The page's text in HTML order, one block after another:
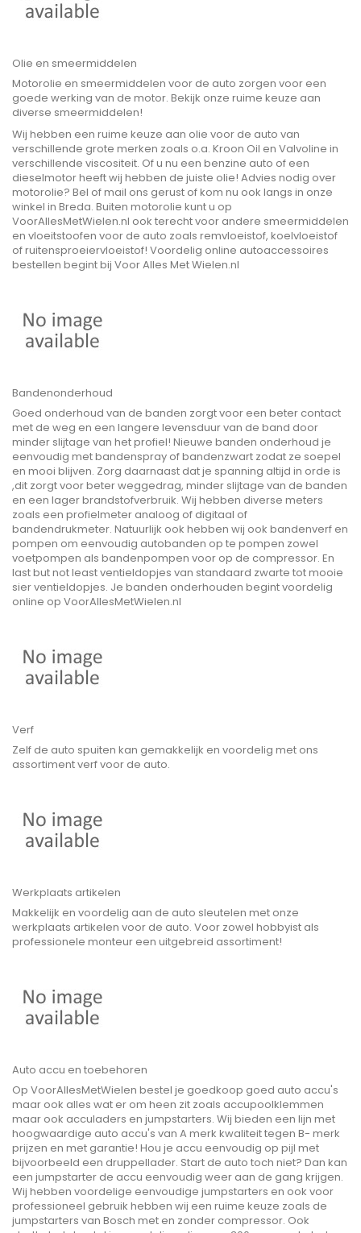
Olie en smeermiddelen
Motorolie en smeermiddelen voor de auto zorgen voor een
goede werking van de motor. Bekijk onze ruime keuze aan
diverse smeermiddelen!
Wij hebben een ruime keuze aan olie voor de auto van
verschillende grote merken zoals o.a. Kroon Oil en Valvoline in
verschillende viscositeit. Of u nu een benzine auto of een
dieselmotor heeft wij hebben de juiste olie! Advies nodig over
motorolie? Bel of mail ons gerust of kom nu ook langs in onze
winkel in Breda. Buiten motorolie kunt u op
VoorAllesMetWielen.nl ook terecht voor andere smeermiddelen
en vloeitstoofen voor de auto zoals remvloeistof, koelvloeistof
of ruitensproeiervloeistof! Voordelig online autoaccessoires
bestellen begint bij Voor Alles Met Wielen.nl
Bandenonderhoud
Goed onderhoud van de banden zorgt voor een beter contact
met de weg en een langere levensduur van de band door
minder slijtage van het profiel! Nieuwe banden onderhoud je
eenvoudig met bandenspray of bandenzwart zodat ze soepel
en mooi blijven. Zorg daarnaast dat je spanning altijd in orde is
,dit zorgt voor beter weggedrag, minder slijtage van de banden
en een lager brandstofverbruik. Wij hebben diverse meters
zoals een profielmeter analoog of digitaal of
bandendrukmeter. Natuurlijk ook hebben wij ook bandenverf en
pompen om eenvoudig autobanden op te pompen zowel
voetpompen als bandenpompen voor op de compressor. En
last but not least ventieldopjes van standaard zwarte tot mooie
sier ventieldopjes. Je banden onderhouden begint voordelig
online op VoorAllesMetWielen.nl
Verf
Zelf de auto spuiten kan gemakkelijk en voordelig met ons
assortiment verf voor de auto.
Werkplaats artikelen
Makkelijk en voordelig aan de auto sleutelen met onze
werkplaats artikelen voor de auto. Voor zowel hobbyist als
professionele monteur een uitgebreid assortiment!
Auto accu en toebehoren
Op VoorAllesMetWielen bestel je goedkoop goed auto accu's
maar ook alles wat er om heen zit zoals accupoolklemmen
maar ook acculaders en jumpstarters. Wij bieden een lijn met
hoogwaardige auto accu's van A merk kwaliteit tegen B- merk
prijzen en met garantie! Hou je accu eenvoudig op pijl met
bijvoorbeeld een druppellader. Start de auto toch niet? Dan kan
een jumpstarter de accu eenvoudig weer aan de gang krijgen.
Wij hebben voordelige eenvoudige jumpstarters en ook voor
professioneel gebruik hebben wij een ruime keuze zoals de
jumpstarters van Bosch met en zonder compressor. Ook